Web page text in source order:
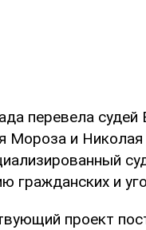
перевела судей
Мороза и
гражданских и
проект